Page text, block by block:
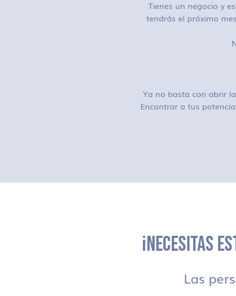
Tienes un negocio y
tendrás el próximo
Ya no basta con abrir
Encontrar a tus
¡NECESITAS
Las